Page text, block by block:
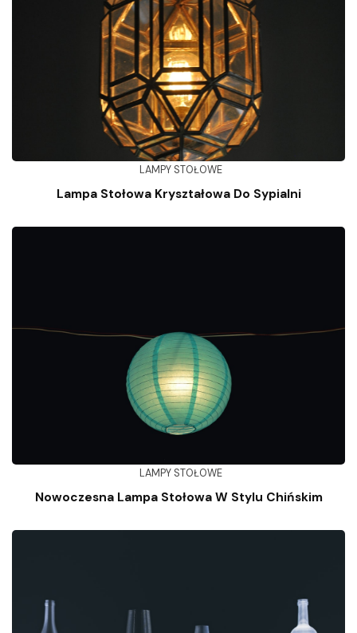
LAMPY STOŁOWE
Lampa Stołowa Kryształowa Do Sypialni
LAMPY STOŁOWE
Nowoczesna Lampa Stołowa W Stylu Chińskim